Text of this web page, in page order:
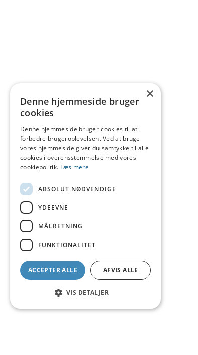
×
Denne hjemmeside bruger
cookies
Denne hjemmeside bruger cookies til at
forbedre brugeroplevelsen. Ved at bruge
vores hjemmeside giver du samtykke til alle
cookies i overensstemmelse med vores
cookiepolitik. Læs mere
ABSOLUT NØDVENDIGE
YDEEVNE
MÅLRETNING
FUNKTIONALITET
ACCEPTER ALLE AFVIS ALLE
VIS DETALJER